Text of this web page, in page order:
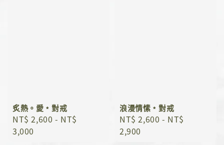
炙熱。愛﹡對戒
Regular
price
NT$ 2,600 - NT$
3,000
浪漫情愫﹡對戒
Regular
price
NT$ 2,600 - NT$
2,900